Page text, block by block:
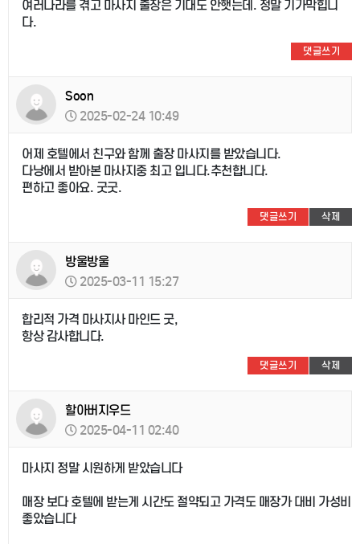
여러나라를 겪고 마사지 출장은 기대도 안햇는데. 정말 기가막힙니
다.
댓글쓰기
Soon
2025-02-24 10:49
어제 호텔에서 친구와 함께 출장 마사지를 받았습니다.
다낭에서 받아본 마사지중 최고 입니다.추천합니다.
편하고 좋아요. 굿굿.
댓글쓰기 삭제
방울방울
2025-03-11 15:27
합리적 가격 마사지사 마인드 굿,
항상 감사합니다.
댓글쓰기 삭제
할아버지우드
2025-04-11 02:40
마사지 정말 시원하게 받았습니다
매장 보다 호텔에 받는게 시간도 절약되고 가격도 매장가 대비 가성비
좋았습니다